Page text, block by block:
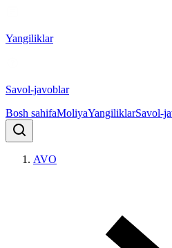
Yangiliklar
Savol-javoblar
Bosh sahifaMoliyaYangiliklarSavol-
AVO